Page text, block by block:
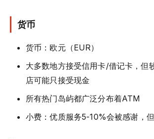
货币
货币：欧元（EUR）
大多数地方接受信用卡/借记卡，但
店可能只接受现金
所有热门岛屿都广泛分布着ATM
小费：优质服务5-10%会被感谢，